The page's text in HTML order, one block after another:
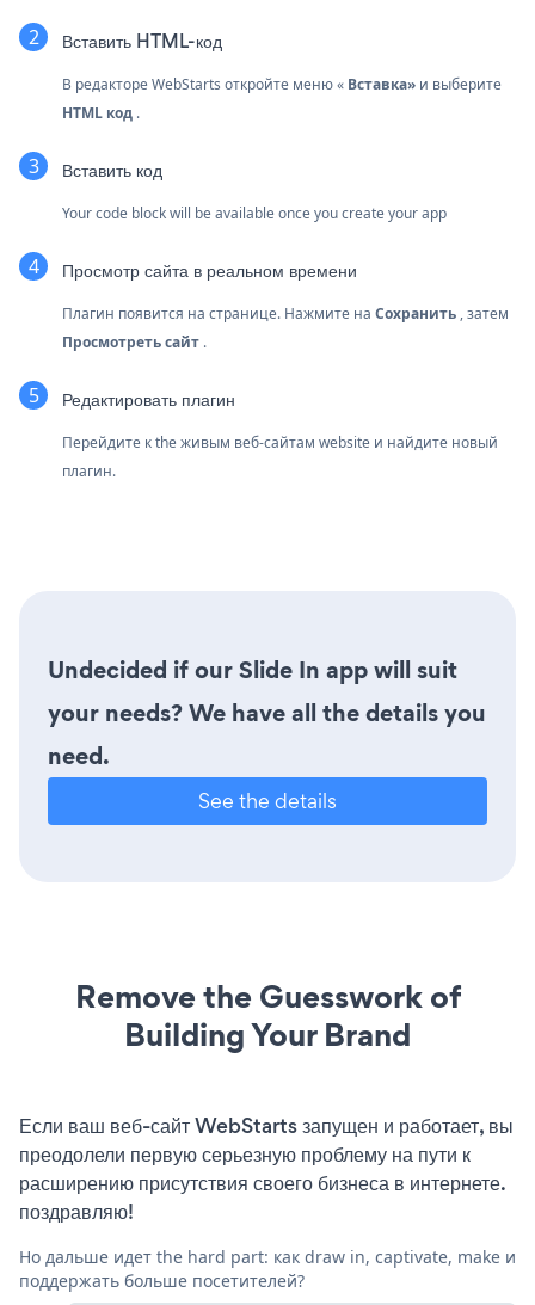
Вставить HTML-код
В редакторе WebStarts откройте меню « Вставка» и выберите
HTML код .
Вставить код
Your code block will be available once you create your app
Просмотр сайта в реальном времени
Плагин появится на странице. Нажмите на Сохранить , затем
Просмотреть сайт .
Редактировать плагин
Перейдите к the живым веб-сайтам website и найдите новый
плагин.
Undecided if our Slide In app will suit
your needs? We have all the details you
need.
See the details
Remove the Guesswork of
Building Your Brand
Если ваш веб-сайт WebStarts запущен и работает, вы
преодолели первую серьезную проблему на пути к
расширению присутствия своего бизнеса в интернете.
поздравляю!
Но дальше идет the hard part: как draw in, captivate, make и
поддержать больше посетителей?